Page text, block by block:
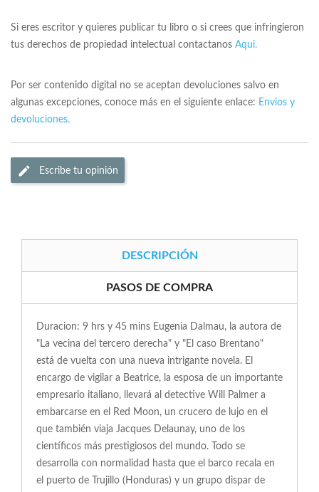
Si eres escritor y quieres publicar tu libro o si crees que infringieron
tus derechos de propiedad intelectual contactanos Aqui.
Por ser contenido digital no se aceptan devoluciones salvo en
algunas excepciones, conoce más en el siguiente enlace: Envios y
devoluciones.
Escribe tu opinión
DESCRIPCIÓN
PASOS DE COMPRA
Duracion: 9 hrs y 45 mins Eugenia Dalmau, la autora de
"La vecina del tercero derecha" y "El caso Brentano"
está de vuelta con una nueva intrigante novela. El
encargo de vigilar a Beatrice, la esposa de un importante
empresario italiano, llevará al detective Will Palmer a
embarcarse en el Red Moon, un crucero de lujo en el
que también viaja Jacques Delaunay, uno de los
científicos más prestigiosos del mundo. Todo se
desarrolla con normalidad hasta que el barco recala en
el puerto de Trujillo (Honduras) y un grupo dispar de